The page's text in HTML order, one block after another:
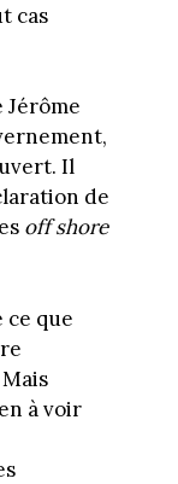
cas
Jérôme
Il
de
off shore
que
à voir